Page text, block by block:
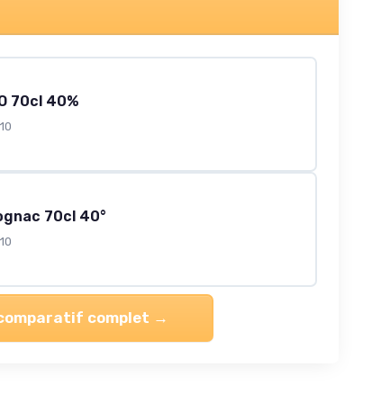
70cl 40%
70cl 40°
complet →